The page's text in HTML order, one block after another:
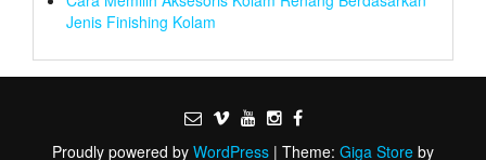
Jenis Finishing Kolam
Proudly powered by WordPress | Theme: Giga Store by